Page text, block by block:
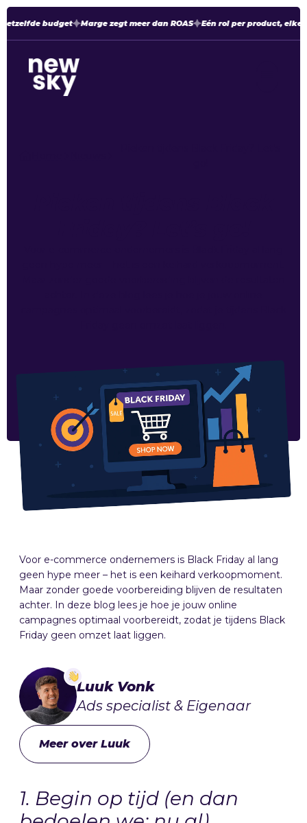
budget Marge zegt meer dan ROAS Eén rol per product, elke
Voor e-commerce ondernemers is Black Friday al lang
geen hype meer – het is een keihard verkoopmoment.
Maar zonder goede voorbereiding blijven de resultaten
achter. In deze blog lees je hoe je jouw online
campagnes optimaal voorbereidt, zodat je tijdens Black
Friday geen omzet laat liggen.
Luuk Vonk
Ads specialist & Eigenaar
Meer over Luuk
1. Begin op tijd (en dan